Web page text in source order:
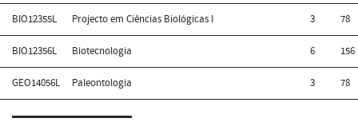
BIO12355L Projecto em Ciências Biológicas I 3 78
BIO12356L Biotecnologia 6 156
GEO14056L Paleontologia 3 78